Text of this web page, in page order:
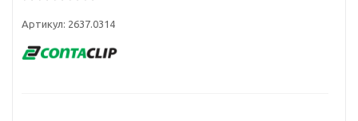
Артикул: 2637.0314